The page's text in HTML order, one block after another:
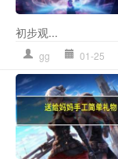
初步观...
gg 01-25